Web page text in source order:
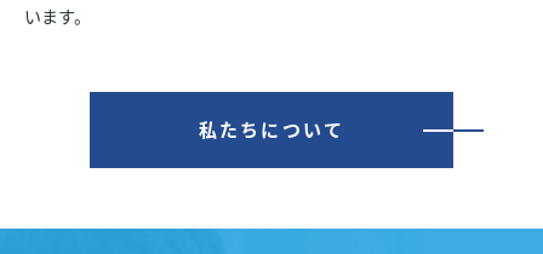
います。
私たちについて